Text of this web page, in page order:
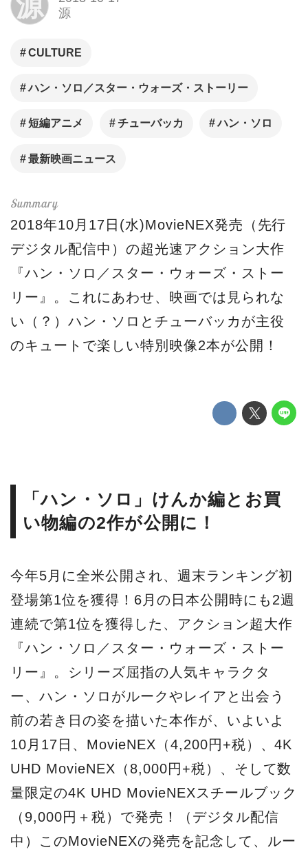
源
CULTURE
ハン・ソロ／スター・ウォーズ・ストーリー
短編アニメ チューバッカ ハン・ソロ
最新映画ニュース
2018年10月17日(水)MovieNEX発売（先行
デジタル配信中）の超光速アクション大作
『ハン・ソロ／スター・ウォーズ・ストー
リー』。これにあわせ、映画では見られな
い（？）ハン・ソロとチューバッカが主役
のキュートで楽しい特別映像2本が公開！
「ハン・ソロ」けんか編とお買
い物編の2作が公開に！
今年5月に全米公開され、週末ランキング初
登場第1位を獲得！6月の日本公開時にも2週
連続で第1位を獲得した、アクション超大作
『ハン・ソロ／スター・ウォーズ・ストー
リー』。シリーズ屈指の人気キャラクタ
ー、ハン・ソロがルークやレイアと出会う
前の若き日の姿を描いた本作が、いよいよ
10月17日、MovieNEX（4,200円+税）、4K
UHD MovieNEX（8,000円+税）、そして数
量限定の4K UHD MovieNEXスチールブック
（9,000円＋税）で発売！（デジタル配信
中）このMovieNEXの発売を記念して、ルー